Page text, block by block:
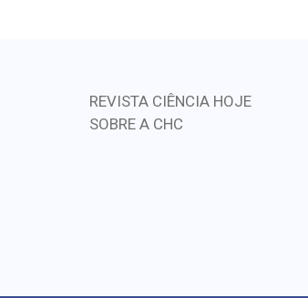
REVISTA CIÊNCIA HOJE
SOBRE A CHC